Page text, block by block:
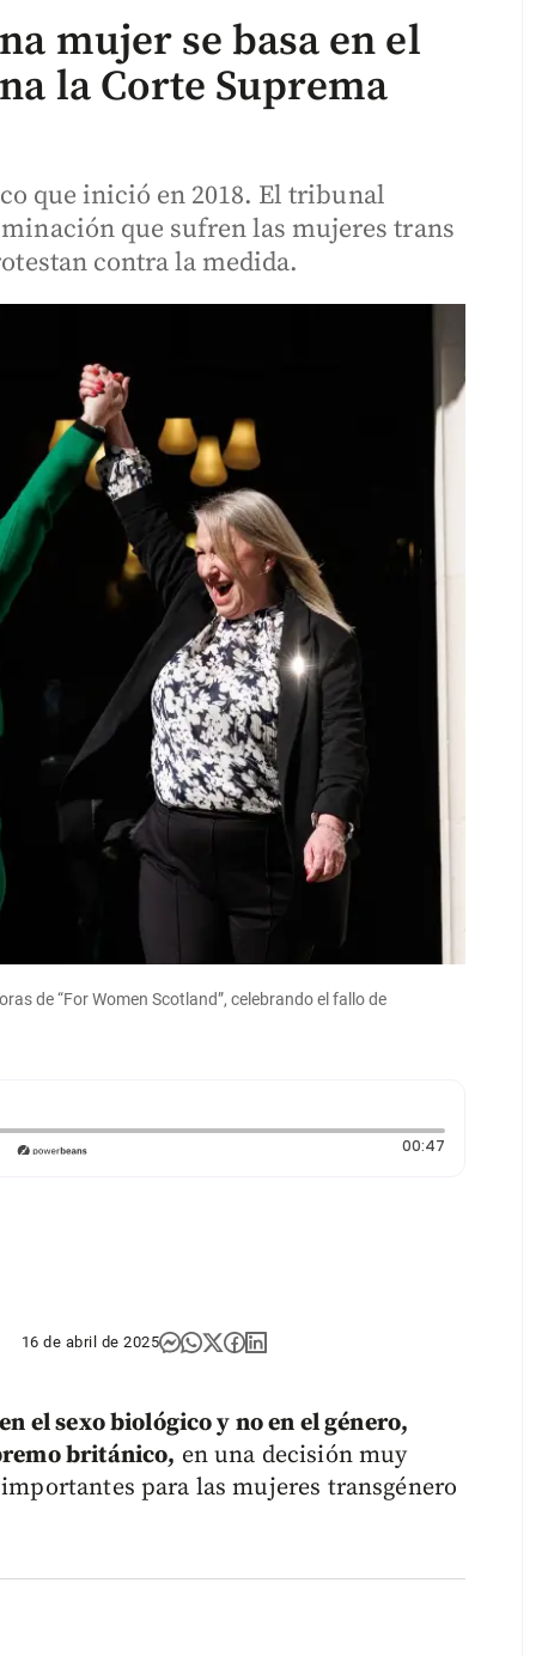
mujer se basa en el
la Corte Suprema
que inició en 2018. El tribunal
que sufren las mujeres trans
contra la medida.
de “For Women Scotland”, celebrando el fallo de
00:47Duración: 47
16 de abril de 2025
el sexo biológico y no en el género,
británico, en una decisión muy
para las mujeres transgénero